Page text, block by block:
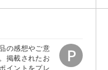
の感想やご意
掲載されたお
イントをプレ